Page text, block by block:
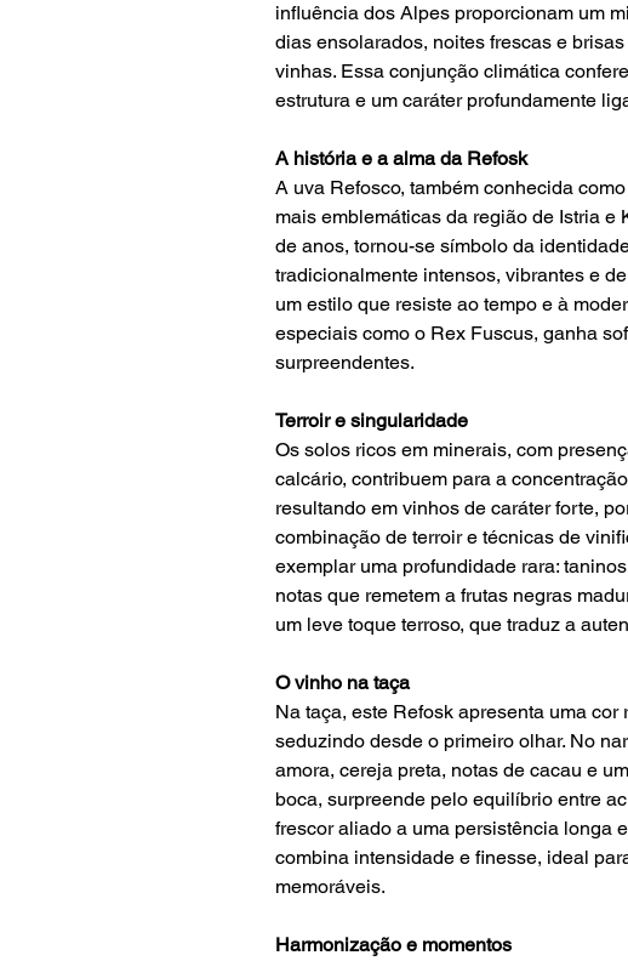
influência dos Alpes proporcionam um
dias ensolarados, noites frescas e
vinhas. Essa conjunção climática
estrutura e um caráter profundamente
A história e a alma da Refosk
A uva Refosco, também conhecida
mais emblemáticas da região de Istria e
de anos, tornou-se símbolo da
tradicionalmente intensos, vibrantes e
um estilo que resiste ao tempo e à
especiais como o Rex Fuscus, ganha
surpreendentes.
Terroir e singularidade
Os solos ricos em minerais, com
calcário, contribuem para a
resultando em vinhos de caráter forte,
combinação de terroir e técnicas de
exemplar uma profundidade rara:
notas que remetem a frutas negras
um leve toque terroso, que traduz a
O vinho na taça
Na taça, este Refosk apresenta uma cor
seduzindo desde o primeiro olhar. No
amora, cereja preta, notas de cacau e
boca, surpreende pelo equilíbrio entre
frescor aliado a uma persistência longa
combina intensidade e finesse, ideal
memoráveis.
Harmonização e momentos